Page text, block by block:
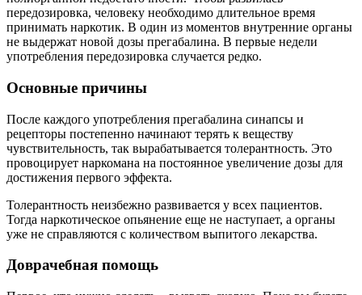
передозировка, человеку необходимо длительное время
принимать наркотик. В один из моментов внутренние органы
не выдержат новой дозы прегабалина. В первые недели
употребления передозировка случается редко.
Основные причины
После каждого употребления прегабалина синапсы и
рецепторы постепенно начинают терять к веществу
чувствительность, так вырабатывается толерантность. Это
провоцирует наркомана на постоянное увеличение дозы для
достижения первого эффекта.
Толерантность неизбежно развивается у всех пациентов.
Тогда наркотическое опьянение еще не наступает, а органы
уже не справляются с количеством выпитого лекарства.
Доврачебная помощь